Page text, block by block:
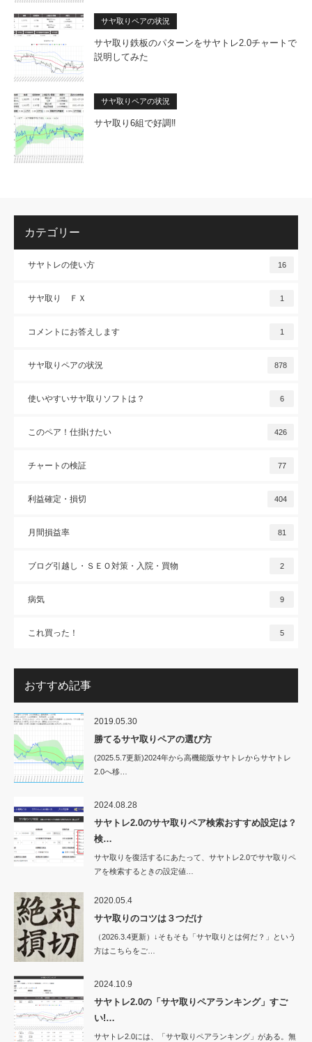
サヤ取りペアの状況
サヤ取り鉄板のパターンをサヤトレ2.0チャートで
説明してみた
サヤ取りペアの状況
サヤ取り6組で好調‼
カテゴリー
サヤトレの使い方 16
サヤ取り ＦＸ 1
コメントにお答えします 1
サヤ取りペアの状況 878
使いやすいサヤ取りソフトは？ 6
このペア！仕掛けたい 426
チャートの検証 77
利益確定・損切 404
月間損益率 81
ブログ引越し・ＳＥＯ対策・入院・買物 2
病気 9
これ買った！ 5
おすすめ記事
2019.05.30
勝てるサヤ取りペアの選び方
(2025.5.7更新)2024年から高機能版サヤトレからサヤトレ
2.0へ移…
2024.08.28
サヤトレ2.0のサヤ取りペア検索おすすめ設定は？
検…
サヤ取りを復活するにあたって、サヤトレ2.0でサヤ取りペ
アを検索するときの設定値…
2020.05.4
サヤ取りのコツは３つだけ
（2026.3.4更新）↓そもそも「サヤ取りとは何だ？」という
方はこちらをご…
2024.10.9
サヤトレ2.0の「サヤ取りペアランキング」すご
い!…
サヤトレ2.0には、「サヤ取りペアランキング」がある。無